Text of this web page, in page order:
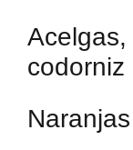
codorniz